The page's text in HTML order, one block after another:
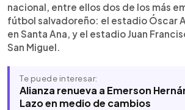
nacional, entre ellos dos de los más
fútbol salvadoreño: el estadio Óscar
en Santa Ana, y el estadio Juan
San Miguel.
Te puede interesar:
Alianza renueva a Emerson
Lazo en medio de cambios